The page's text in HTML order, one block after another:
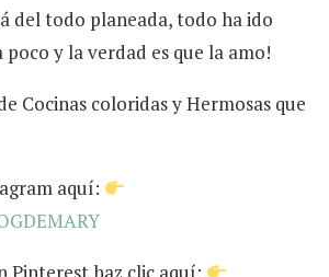
del todo planeada, todo ha ido
poco y la verdad es que la amo!
Cocinas coloridas y Hermosas que
aquí: